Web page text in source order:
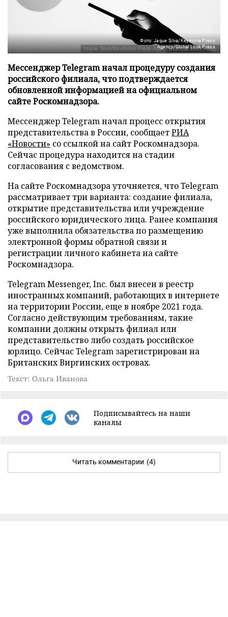
Фото: Jaque Silva/Keystone Press
Agency/Global Look Press
Мессенджер Telegram начал процедуру создания
российского филиала, что подтверждается
обновленной информацией на официальном
сайте Роскомнадзора.
Мессенджер Telegram начал процесс открытия
представительства в России, сообщаетРИА
«Новости» со ссылкой на сайт Роскомнадзора.
Сейчас процедура находится на стадии
согласования с ведомством.
На сайте Роскомнадзора уточняется, что Telegram
рассматривает три варианта: создание филиала,
открытие представительства или учреждение
российского юридического лица. Ранее компания
уже выполнила обязательства по размещению
электронной формы обратной связи и
регистрации личного кабинета на сайте
Роскомнадзора.
Telegram Messenger, Inc. был внесен в реестр
иностранных компаний, работающих в интернете
на территории России, еще в ноябре 2021 года.
Согласно действующим требованиям, такие
компании должны открыть филиал или
представительство либо создать российское
юрлицо. Сейчас Telegram зарегистрирован на
Британских Виргинских островах.
Текст: Ольга Иванова
Подписывайтесь на наши
каналы
Читать комментарии (4)